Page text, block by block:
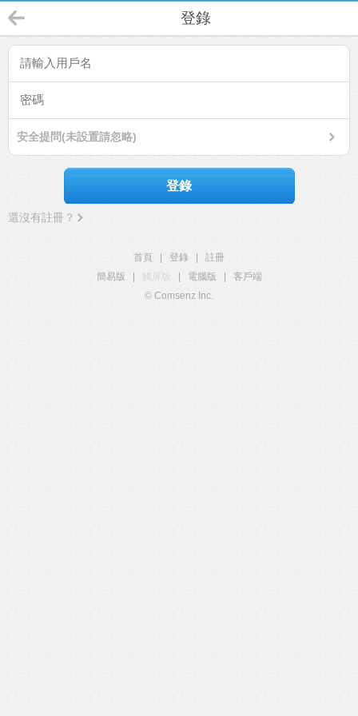
登錄
安全提問(未設置請忽略)
登錄
還沒有註冊？
首頁 登錄
註冊
簡易版
觸屏版 電腦版
客戶端
© Comsenz Inc.